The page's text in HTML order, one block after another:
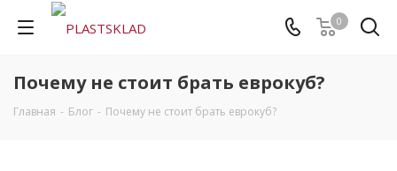
0
Почему не стоит брать еврокуб?
Главная - Блог - Почему не стоит брать еврокуб?